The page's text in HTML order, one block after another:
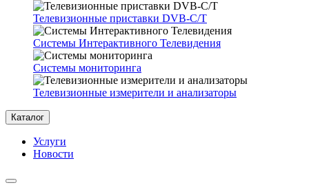
Телевизионные приставки DVB-C/T
Системы Интерактивного Телевидения
Системы мониторинга
Телевизионные измерители и анализаторы
Каталог
Услуги
Новости